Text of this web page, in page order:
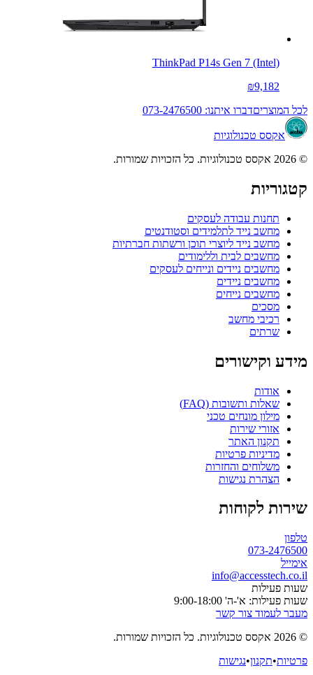
ThinkPad P14s Gen 7 (Intel)
₪9,182
לכל המוצריםדברו איתנו: 073-2476500
אקסס טכנולוגיות
© 2026 אקסס טכנולוגיות. כל הזכויות שמורות.
קטגוריות
תחנות עבודה לעסקים
מחשב נייד לתלמידים וסטודנטים
מחשב נייד ליוצרי תוכן ורשתות חברתיות
מחשבים לבית וללימודים
מחשבים ניידים ונייחים לעסקים
מחשבים ניידים
מחשבים נייחים
מסכים
רכיבי מחשב
שרתים
מידע וקישורים
אודות
שאלות ותשובות (FAQ)
מילון מונחים טכני
אזורי שירות
תקנון האתר
מדיניות פרטיות
משלוחים והחזרות
הצהרת נגישות
שירות לקוחות
טלפון
073-2476500
אימייל
info@accesstech.co.il
שעות פעילות
שעות פעילות: א'-ה' 9:00-18:00
מעבר לעמוד צור קשר
© 2026 אקסס טכנולוגיות. כל הזכויות שמורות.
פרטיות•תקנון•נגישות